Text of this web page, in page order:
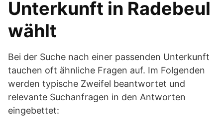
Unterkunft in Radebeul
wählt
Bei der Suche nach einer passenden Unterkunft
tauchen oft ähnliche Fragen auf. Im Folgenden
werden typische Zweifel beantwortet und
relevante Suchanfragen in den Antworten
eingebettet: